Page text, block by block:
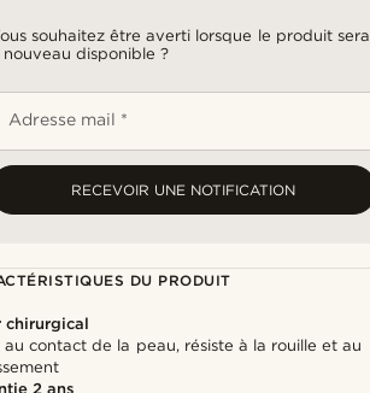
souhaitez être averti lorsque le produit sera
nouveau disponible ?
Adresse mail *
RECEVOIR UNE NOTIFICATION
DU PRODUIT
chirurgical
au contact de la peau, résiste à la rouille et au
2 ans